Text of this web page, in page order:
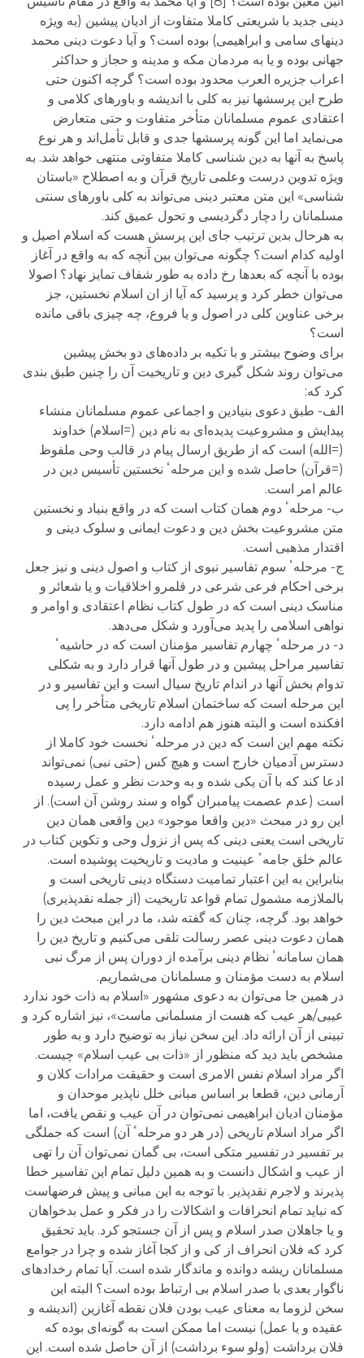
دینی جدید با شریعتی کاملا متفاوت از ادیان پیشین (به ویژه
دینهای سامی و ابراهیمی) بوده است؟ و آیا دعوت دینی محمد
جهانی بوده و یا به مردمان مکه و مدینه و حجاز و حداکثر
اعراب جزیره العرب محدود بوده است؟ گرچه اکنون حتی
طرح این پرسشها نیز به کلی با اندیشه و باورهای کلامی و
اعتقادی عموم مسلمانان متأخر متفاوت و حتی متعارض
می‌نماید اما این گونه پرسشها جدی و قابل تأمل‌اند و هر نوع
پاسخ به آنها به دین شناسی کاملا متفاوتی منتهی خواهد شد. به
ویژه تدوین درست وعلمی تاریخ قرآن و به اصطلاح «باستان
شناسی» این متن معتبر دینی می‌تواند به کلی باورهای سنتی
مسلمانان را دچار دگردیسی و تحول عمیق کند.
به هرحال بدین ترتیب جای این پرسش هست که اسلام اصیل و
اولیه کدام است؟ چگونه می‌توان بین آنچه که به واقع در آغاز
بوده با آنچه که بعدها رخ داده به طور شفاف تمایز نهاد؟ اصولا
می‌توان خطر کرد و پرسید که آیا از ان اسلام نخستین، جز
برخی عناوین کلی در اصول و یا فروع، چه چیزی باقی مانده
است؟
برای وضوح بیشتر و با تکیه بر داده‌های دو بخش پیشین
می‌توان روند شکل گیری دین و تاریخیت آن را چنین طبق بندی
کرد که:
الف- طبق دعوی بنیادین و اجماعی عموم مسلمانان منشاء
پیدایش و مشروعیت پدیده‌ای به نام دین (=اسلام) خداوند
(=الله) است که از طریق ارسال پیام در قالب وحی ملفوظ
(=قرآن) حاصل شده و این مرحلهٴ نخستین تأسیس دین در
عالم امر است.
ب- مرحلهٴ دوم همان کتاب است که در واقع بنیاد و نخستین
متن مشروعیت بخش دین و دعوت ایمانی و سلوک دینی و
اقتدار مذهبی است.
ج- مرحلهٴ سوم تفاسیر نبوی از کتاب و اصول دینی و نیز جعل
برخی احکام فرعی شرعی در قلمرو اخلاقیات و یا شعائر و
مناسک دینی است که در طول کتاب نظام اعتقادی و اوامر و
نواهی اسلامی را پدید می‌آورد و شکل می‌دهد.
د- در مرحلهٴ چهارم تفاسیر مؤمنان است که در حاشیهٴ
تفاسیر مراحل پیشین و در طول آنها قرار دارد و به شکلی
تدوام بخش آنها در اندام تاریخ سیال است و این تفاسیر و در
این مرحله است که ساختمان اسلام تاریخی متأخر را پی
افکنده است و البته هنوز هم ادامه دارد.
نکته مهم این است که دین در مرحلهٴ نخست خود کاملا از
دسترس آدمیان خارج است و هیچ کس (حتی نبی) نمی‌تواند
ادعا کند که با آن یکی شده و به وحدت نظر و عمل رسیده
است (عدم عصمت پیامبران گواه و سند روشن آن است). از
این رو در مبحث «دین واقعا موجود» دین واقعی همان دین
تاریخی است یعنی دینی که پس از نزول وحی و تکوین کتاب در
عالم خلق جامهٴ عینیت و مادیت و تاریخیت پوشیده است.
بنابراین به این اعتبار تمامیت دستگاه دینی تاریخی است و
بالملازمه مشمول تمام قواعد تاریخیت (از جمله نقدپذیری)
خواهد بود. گرچه، چنان که گفته شد، ما در این مبحث دین را
همان دعوت دینی عصر رسالت تلقی می‌کنیم و تاریخ دین را
همان سامانهٴ نظام دینی برآمده از دوران پس از مرگ نبی
اسلام به دست مؤمنان و مسلمانان می‌شماریم.
در همین جا می‌توان به دعوی مشهور «اسلام به ذات خود ندارد
عیبی/هر عیب که هست از مسلمانی ماست»، نیز اشاره کرد و
تبینی از آن ارائه داد. این سخن نیاز به توضیح دارد و به طور
مشخص باید دید که منظور از «ذات بی عیب اسلام» چیست.
اگر مراد اسلام نفس الامری است و حقیقت مرادات کلان و
آرمانی دین، قطعا بر اساس مبانی خلل ناپذیر موحدان و
مؤمنان ادیان ابراهیمی نمی‌توان در آن عیب و نقص یافت، اما
اگر مراد اسلام تاریخی (در هر دو مرحلهٴ آن) است که جملگی
بر تفسیر در تفسیر متکی است، بی گمان نمی‌توان آن را تهی
از عیب و اشکال دانست و به همین دلیل تمام این تفاسیر خطا
پذیرند و لاجرم نقدپذیر. با توجه به این مبانی و پیش فرضهاست
که نباید تمام انحرافات و اشکالات را در فکر و عمل بدخواهان
و یا جاهلان صدر اسلام و پس از آن جستجو کرد. باید تحقیق
کرد که فلان انحراف از کی و از کجا آغاز شده و چرا در جوامع
مسلمانان ریشه دوانده و ماندگار شده است. آیا تمام رخدادهای
ناگوار بعدی با صدر اسلام بی ارتباط بوده است؟ البته این
سخن لزوما به معنای عیب بودن فلان نقطه آغازین (اندیشه و
عقیده و یا عمل) نیست اما ممکن است به گونه‌ای بوده که
فلان برداشت (ولو سوء برداشت) از آن حاصل شده است. این